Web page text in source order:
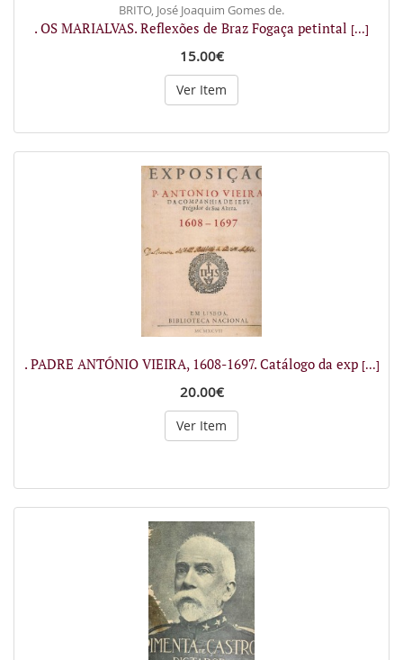
BRITO, José Joaquim Gomes de.
. OS MARIALVAS. Reflexões de Braz Fogaça petintal [...]
15.00€
Ver Item
. PADRE ANTÓNIO VIEIRA, 1608-1697. Catálogo da exp [...]
20.00€
Ver Item